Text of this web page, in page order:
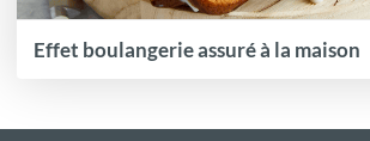
Effet boulangerie assuré à la maison